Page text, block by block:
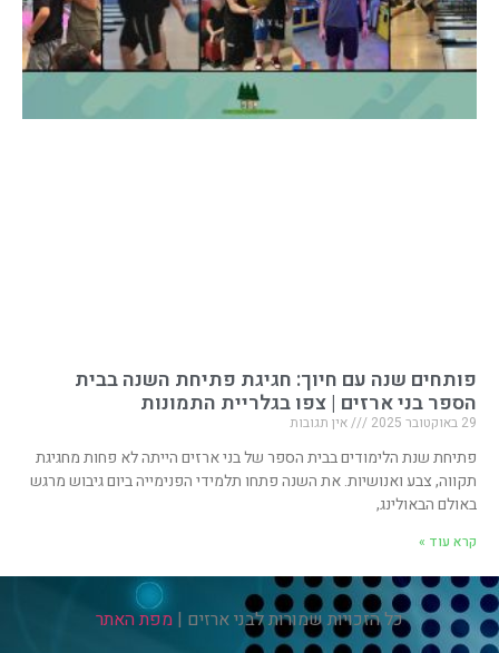
פותחים שנה עם חיוך: חגיגת פתיחת השנה בבית
הספר בני ארזים | צפו בגלריית התמונות
29 באוקטובר 2025 אין תגובות
פתיחת שנת הלימודים בבית הספר של בני ארזים הייתה לא פחות מחגיגת
תקווה, צבע ואנושיות. את השנה פתחו תלמידי הפנימייה ביום גיבוש מרגש
באולם הבאולינג,
קרא עוד »
כל הזכויות שמורות לבני ארזים | מפת האתר